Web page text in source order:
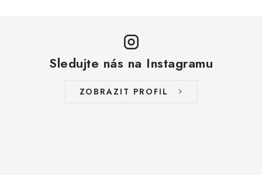
Sledujte nás na Instagramu
ZOBRAZIT PROFIL